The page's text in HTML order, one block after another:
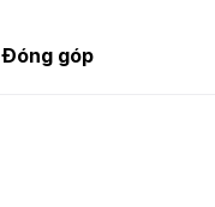
Đóng góp